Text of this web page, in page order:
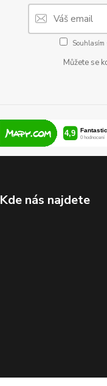
Souhlasím
Můžete se
Kde nás najdete